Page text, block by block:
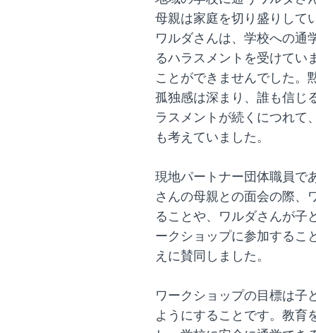
母親は家庭を切り盛りして
ワルダさんは、学校への通
るハラスメントを受けてい
ことができませんでした。
孤独感は深まり、誰も信じ
ラスメントが続くにつれて
も考えていました。
現地パートナー団体職員で
さんの母親との面会の際、
ることや、ワルダさんが子
ークショップに参加するこ
えに賛同しました。
ワークショップの目標は子
ようにすることです。教育